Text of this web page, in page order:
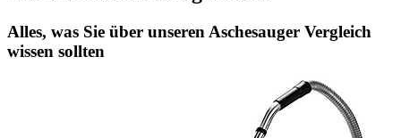
Alles, was Sie über unseren Aschesauger Vergleich
wissen sollten